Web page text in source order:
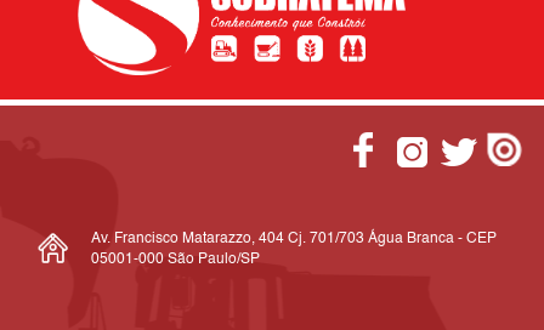
Av. Francisco Matarazzo, 404 Cj. 701/703 Água Branca - CEP
05001-000 São Paulo/SP